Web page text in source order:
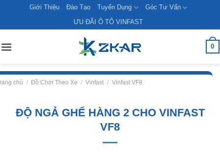
content
Giới Thiệu Đào Tạo Tuyển Dụng
Góc Tư Vấn
ƯU ĐÃI Ô TÔ VINFAST
0
chủ / Đồ Chơi Theo Xe / Vinfast / Vinfast VF8
ĐỘ NGẢ GHẾ HÀNG 2 CHO VINFAST
VF8